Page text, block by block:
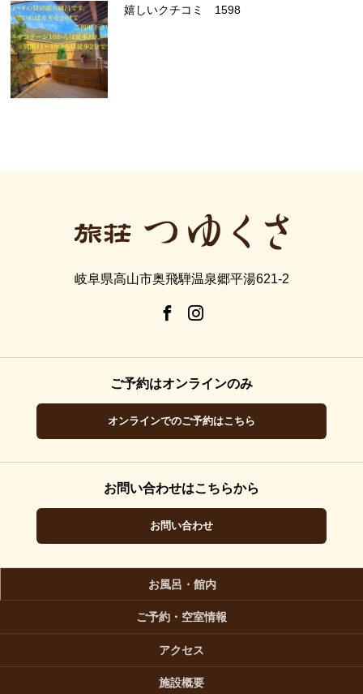
嬉しいクチコミ 1598
岐阜県高山市奥飛騨温泉郷平湯621-2
ご予約はオンラインのみ
オンラインでのご予約はこちら
お問い合わせはこちらから
お問い合わせ
お風呂・館内
ご予約・空室情報
アクセス
施設概要